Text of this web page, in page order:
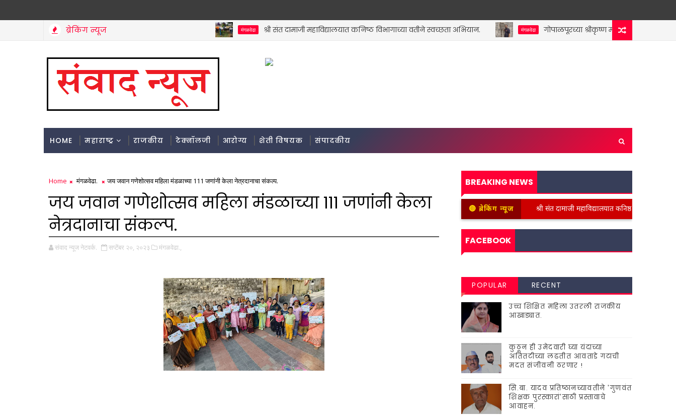
ब्रेकिंग न्यूज मंगळवेढा श्री संत दामाजी महाविद्यालयात कनिष्ठ विभागाच्या वतीने स्वच्छता अभियान. मंगळवेढा गोपाळपूरच्या श्रीकृष्ण मंदिरातील तटबंदीचा
HOME महाराष्ट्र राजकीय टेक्नॉलजी आरोग्य शेती विषयक संपादकीय
Home मंगळवेढा. जय जवान गणेशोत्सव महिला मंडळाच्या 111 जणांनी केला नेत्रदानाचा संकल्प.
जय जवान गणेशोत्सव महिला मंडळाच्या 111 जणांनी केला
नेत्रदानाचा संकल्प.
संवाद न्यूज नेटवर्क. सप्टेंबर २०, २०२३ मंगळवेढा.,
BREAKING NEWS
🔴 ब्रेकिंग न्यूजश्री संत दामाजी महाविद्यालयात कनिष्ठ विभागाच्या वतीने स्वच्छता
FACEBOOK
POPULAR RECENT
उच्च शिक्षित महिला उतरली राजकीय
आखाड्यात.
कुठून ही उमेदवारी घ्या यंदाच्या
अतितटीच्या लढतीत आवताडे गटाची
मदत संजीवनी ठरणार !
सि.बा. यादव प्रतिष्ठानच्यावतीने 'गुणवंत
शिक्षक पुरस्कारां'साठी प्रस्तावाचे
आवाहन.